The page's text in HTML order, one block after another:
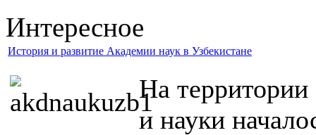
Интересное
История и развитие Академии наук в Узбекистане
На территории
и науки